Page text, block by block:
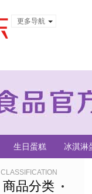
更多导航
生日蛋糕 冰淇淋
CLASSIFICATION
商品分类